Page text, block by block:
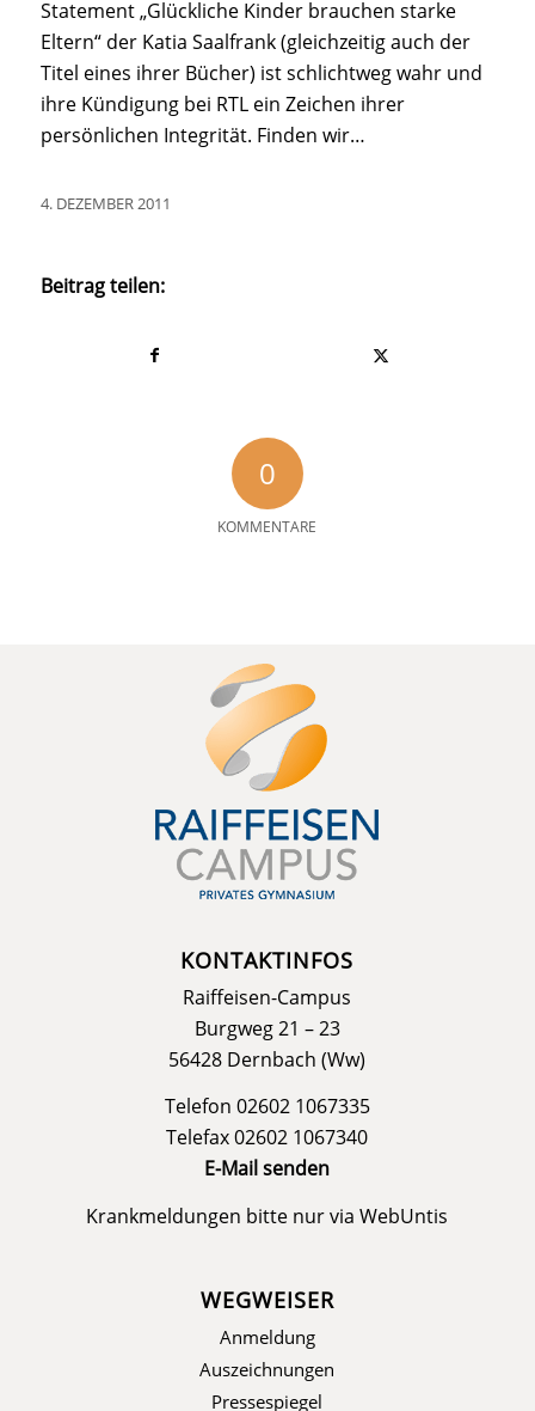
Statement „Glückliche Kinder brauchen starke
Eltern“ der Katia Saalfrank (gleichzeitig auch der
Titel eines ihrer Bücher) ist schlichtweg wahr und
ihre Kündigung bei RTL ein Zeichen ihrer
persönlichen Integrität. Finden wir…
4. DEZEMBER 2011
Beitrag teilen:
0
KOMMENTARE
KONTAKTINFOS
Raiffeisen-Campus
Burgweg 21 – 23
56428 Dernbach (Ww)
Telefon 02602 1067335
Telefax 02602 1067340
E-Mail senden
Krankmeldungen bitte nur viaWebUntis
WEGWEISER
Anmeldung
Auszeichnungen
Pressespiegel